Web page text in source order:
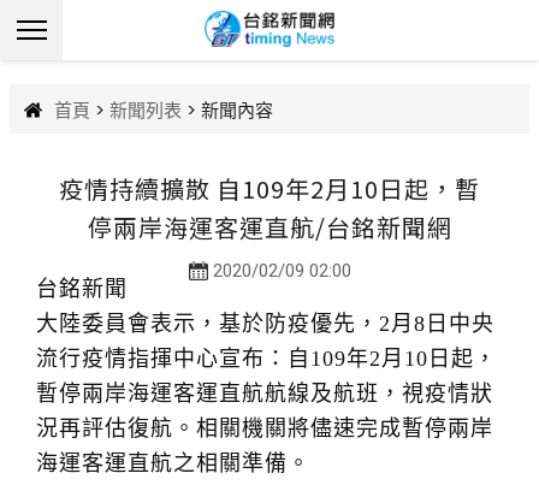
首頁 > 新聞列表 > 新聞內容
疫情持續擴散 自109年2月10日起，暫
停兩岸海運客運直航/台銘新聞網
2020/02/09 02:00
台銘新聞
大陸委員會表示，基於防疫優先，2月8日中央
流行疫情指揮中心宣布：自109年2月10日起，
暫停兩岸海運客運直航航線及航班，視疫情狀
況再評估復航。相關機關將儘速完成暫停兩岸
海運客運直航之相關準備。